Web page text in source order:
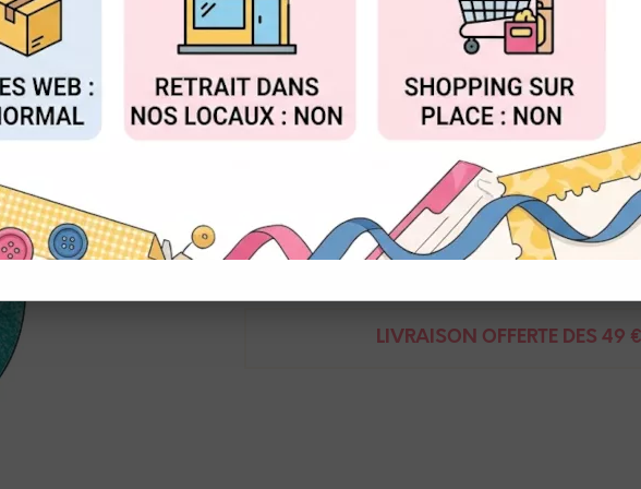
Réf. :WL19R
Poudre à embosser
15ml
Wow!
Demande de renseignement
LIVRAISON OFFERTE DÈS 49
ACCEPTER TOUT